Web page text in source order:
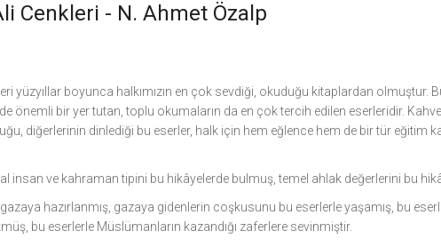
Cenkleri - N. Ahmet Özalp
yüzyıllar boyunca halkımızın en çok sevdiği, okuduğu kitaplardan olmuştur.
önemli bir yer tutan, toplu okumaların da en çok tercih edilen eserleridir.
diğerlerinin dinlediği bu eserler, halk için hem eğlence hem de bir tür eğitim
insan ve kahraman tipini bu hikâyelerde bulmuş, temel ahlak değerlerini bu
hazırlanmış, gazaya gidenlerin coşkusunu bu eserlerle yaşamış, bu
bu eserlerle Müslümanların kazandığı zaferlere sevinmiştir.